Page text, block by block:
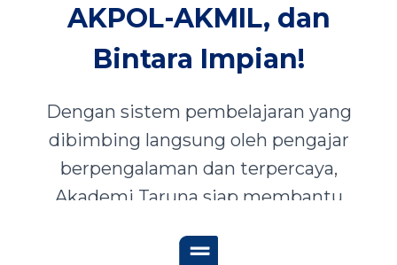
AKPOL-AKMIL, dan
Bintara Impian!
Dengan sistem pembelajaran yang
dibimbing langsung oleh pengajar
berpengalaman dan terpercaya,
Akademi Taruna siap membantu
mewujudkan impian menjadi Taruna,